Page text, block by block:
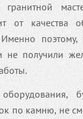
гранитной
от качества
Именно
получили
по камню, не